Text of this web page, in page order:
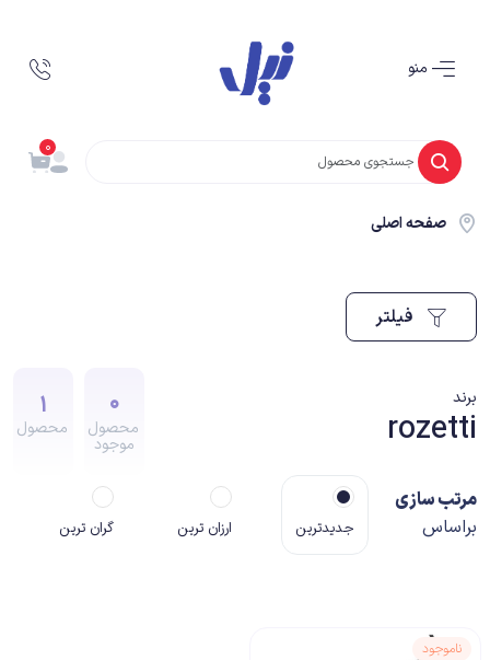
0
صفحه اصلی
برند
rozetti
0
محصول
موجود
1
محصول
مرتب سازی
براساس
جدیدترین ارزان ترین گران ترین
ناموجود